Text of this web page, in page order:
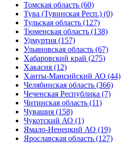
Томская область (60)
Тува (Тувинская Респ.) (0)
Тульская область (127)
Тюменская область (138)
Удмуртия (157)
Ульяновская область (67)
Хабаровский край (275)
Хакасия (12)
Ханты-Мансийский АО (44)
Челябинская область (366)
Чеченская Республика (7)
Читинская область (11)
Чувашия (158)
Чукотский АО (1)
Ямало-Ненецкий АО (19)
Ярославская область (127)